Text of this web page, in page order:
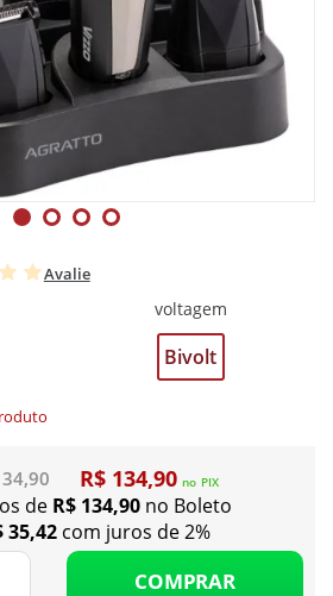
Avalie
voltagem
Bivolt
R$ 134,90 no PIX
de R$ 134,90 no Boleto
35,42 com juros de 2%
COMPRAR